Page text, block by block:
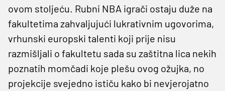
ovom stoljeću. Rubni NBA igrači ostaju duže na
fakultetima zahvaljujući lukrativnim ugovorima,
vrhunski europski talenti koji prije nisu
razmišljali o fakultetu sada su zaštitna lica nekih
poznatih momčadi koje plešu ovog ožujka, no
projekcije svejedno ističu kako bi nevjerojatno